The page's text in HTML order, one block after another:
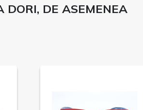
DORI, DE ASEMENEA